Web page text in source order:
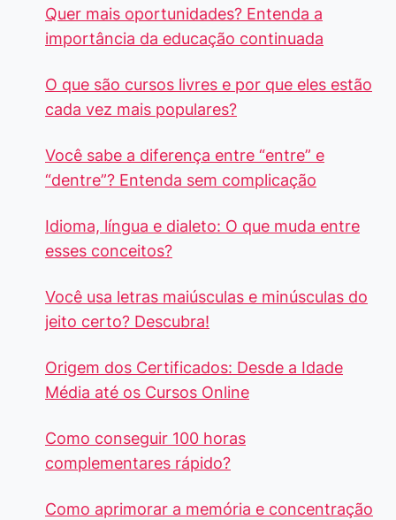
Quer mais oportunidades? Entenda a
importância da educação continuada
O que são cursos livres e por que eles estão
cada vez mais populares?
Você sabe a diferença entre “entre” e
“dentre”? Entenda sem complicação
Idioma, língua e dialeto: O que muda entre
esses conceitos?
Você usa letras maiúsculas e minúsculas do
jeito certo? Descubra!
Origem dos Certificados: Desde a Idade
Média até os Cursos Online
Como conseguir 100 horas
complementares rápido?
Como aprimorar a memória e concentração